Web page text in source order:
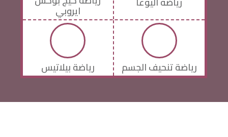
ايروبي
رياضة تنحيف الجسم رياضة بيلاتيس